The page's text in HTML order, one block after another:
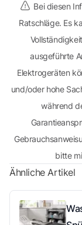
Bei diesen
Ratschläge. Es
ausgeführte
Elektrogeräten
und/oder hohe
während
bitte
Ähnliche Artikel